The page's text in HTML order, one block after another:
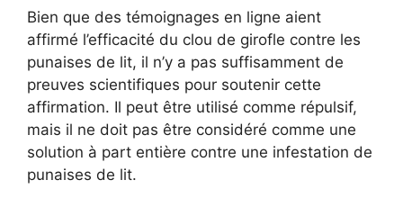
Bien que des témoignages en ligne aient
affirmé l’efficacité du clou de girofle contre les
punaises de lit, il n’y a pas suffisamment de
preuves scientifiques pour soutenir cette
affirmation. Il peut être utilisé comme répulsif,
mais il ne doit pas être considéré comme une
solution à part entière contre une infestation de
punaises de lit.